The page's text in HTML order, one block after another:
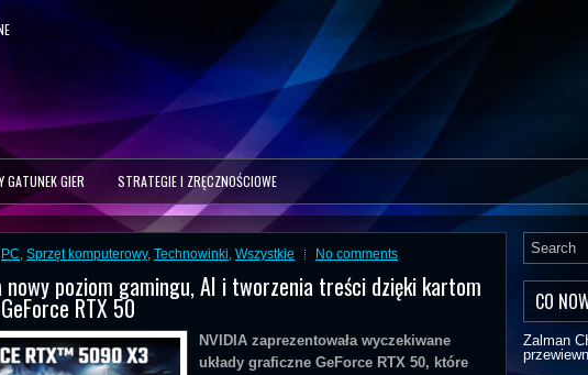
GATUNEK GIER STRATEGIE I ZRĘCZNOŚCIOWE
PC, Sprzęt komputerowy, Technowinki, Wszystkie No comments
nowy poziom gamingu, AI i tworzenia treści dzięki kartom
RTX 50
NVIDIA zaprezentowała wyczekiwane
układy graficzne GeForce RTX 50, które
CO
Zalman